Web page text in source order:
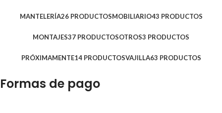
MANTELERÍA26 PRODUCTOSMOBILIARIO43 PRODUCTOS
MONTAJES37 PRODUCTOSOTROS3 PRODUCTOS
PRÓXIMAMENTE14 PRODUCTOSVAJILLA63 PRODUCTOS
Formas de pago